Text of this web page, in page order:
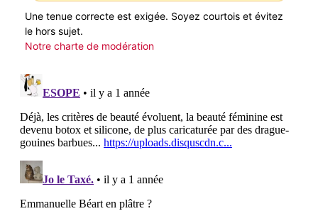
Une tenue correcte est exigée. Soyez courtois et évitez
le hors sujet.
Notre charte de modération